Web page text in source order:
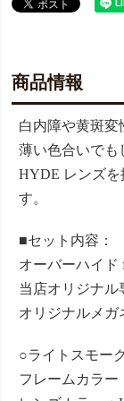
商品情報
白内障や黄斑変
薄い色合いでも
HYDE レンズ
す。
■セット内容：
オーバーハイド
当店オリジナル
オリジナルメガ
○ライトスモー
フレームカラー